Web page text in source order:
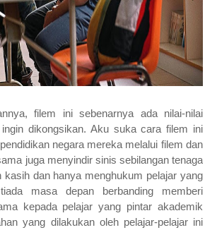
filem ini sebenarnya ada nilai-nilai
dikongsikan. Aku suka cara filem ini
negara mereka melalui filem dan
juga menyindir sinis sebilangan tenaga
kasih dan hanya menghukum pelajar yang
masa depan berbanding memberi
kepada pelajar yang pintar akademik
yang dilakukan oleh pelajar-pelajar ini